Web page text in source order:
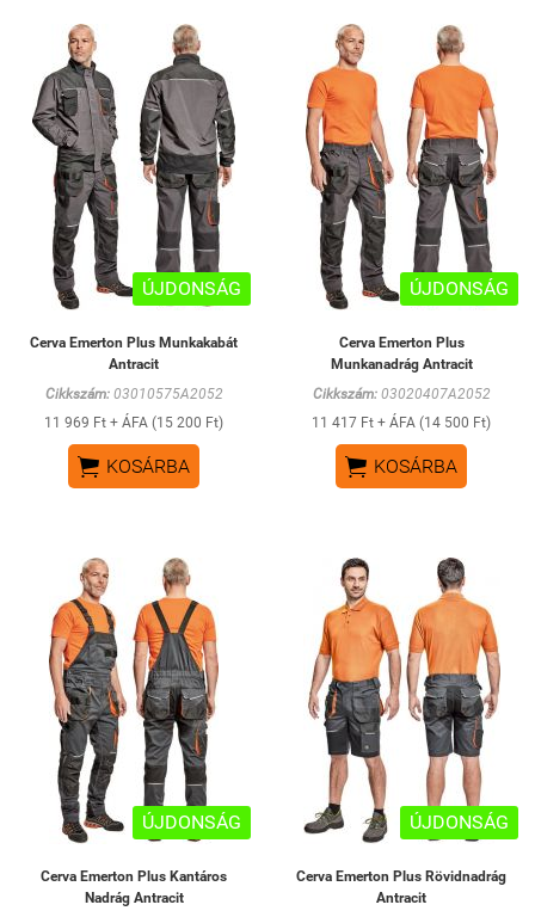
ÚJDONSÁG
Cerva Emerton Plus Munkakabát
Antracit
Cikkszám:03010575A2052
11 969 Ft + ÁFA (15 200 Ft)
 KOSÁRBA
ÚJDONSÁG
Cerva Emerton Plus
Munkanadrág Antracit
Cikkszám:03020407A2052
11 417 Ft + ÁFA (14 500 Ft)
 KOSÁRBA
ÚJDONSÁG
Cerva Emerton Plus Kantáros
Nadrág Antracit
ÚJDONSÁG
Cerva Emerton Plus Rövidnadrág
Antracit